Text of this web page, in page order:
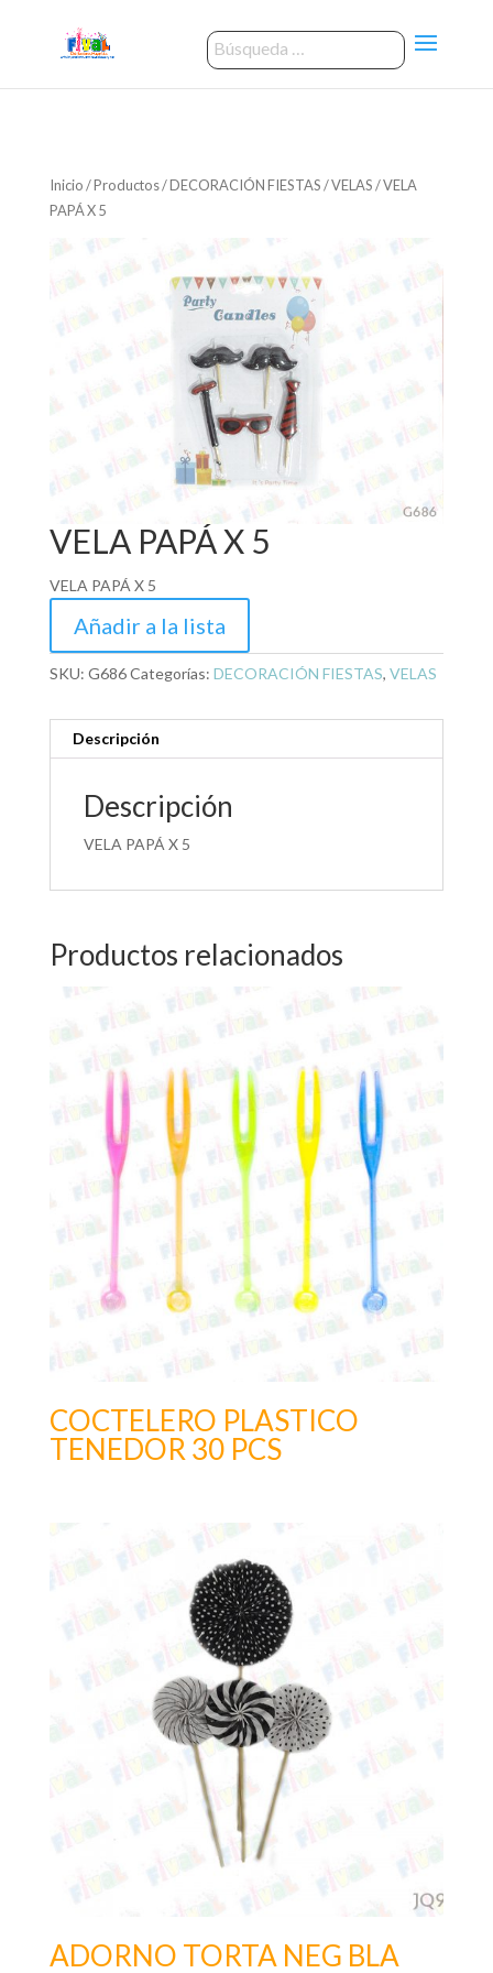
Inicio/Productos/DECORACIÓN FIESTAS/VELAS/ VELA
PAPÁ X 5
VELA PAPÁ X 5
VELA PAPÁ X 5
Añadir a la lista
SKU: G686Categorías: DECORACIÓN FIESTAS, VELAS
Descripción
Descripción
VELA PAPÁ X 5
Productos relacionados
COCTELERO PLASTICO
TENEDOR 30 PCS
ADORNO TORTA NEG BLA